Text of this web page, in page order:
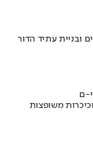
ובניית עתיד הדור
ם
משופצות